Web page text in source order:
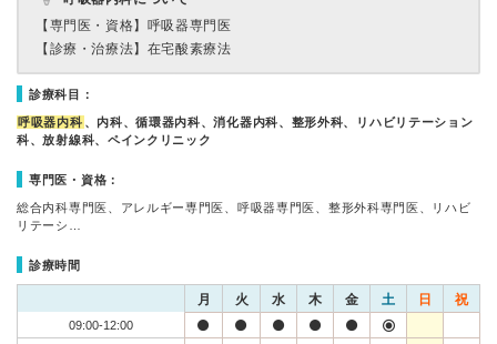
【専門医・資格】 呼吸器専門医
【診療・治療法】 在宅酸素療法
診療科目：
呼吸器内科 、内科、循環器内科、消化器内科、整形外科、リハビリテーション
科、放射線科、ペインクリニック
専門医・資格：
総合内科専門医、アレルギー専門医、呼吸器専門医、整形外科専門医、リハビ
リテーシ…
診療時間
月 火 水 木 金 土 日 祝
09:00-12:00